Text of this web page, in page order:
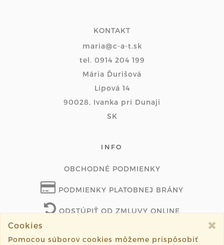
KONTAKT
maria@c-a-t.sk
tel. 0914 204 199
Mária Ďurišová
Lipová 14
90028, Ivanka pri Dunaji
SK
INFO
OBCHODNÉ PODMIENKY
PODMIENKY PLATOBNEJ BRÁNY
ODSTÚPIŤ OD ZMLUVY ONLINE
Cookies
Pomocou súborov cookies môžeme prispôsobiť